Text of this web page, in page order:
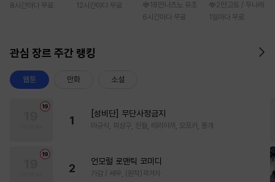
8시간마다 무료
12시간마다 무료
18만 나츠노 유조
6시간마다 무료
2만 고토 / 두나래
1일마다 무료
관심 장르 주간 랭킹
웹툰 만화 소설
1
[성비단] 무단사정금지
마규식, 피상구, 진월, 테리야끼, 오프카, 뚱개
2
언모럴 로맨틱 코미디
가감 / 쌔우, (원작)곽겨자